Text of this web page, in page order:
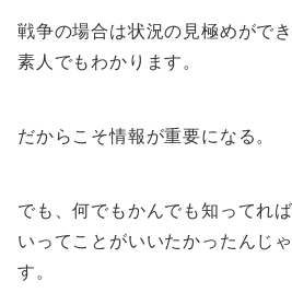
戦争の場合は状況の見極めがで
素人でもわかります。
だからこそ情報が重要になる。
でも、何でもかんでも知ってれ
いってことがいいたかったんじ
す。